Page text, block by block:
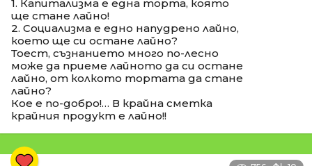
1. Капитализма е една торта, която
ще стане лайно!
2. Социализма е едно напудрено лайно,
което ще си остане лайно?
Тоест, съзнанието много по-лесно
може да приеме лайното да си остане
лайно, от колкото тортата да стане
лайно?
Кое е по-добро!… В крайна сметка
крайния продукт е лайно!!